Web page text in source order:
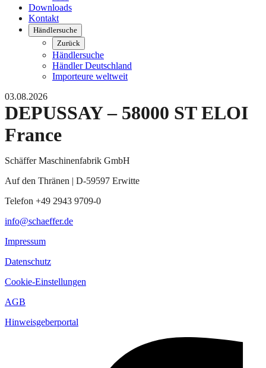
Downloads
Kontakt
Händlersuche
Zurück
Händlersuche
Händler Deutschland
Importeure weltweit
03.08.2026
DEPUSSAY – 58000 ST ELOI
France
Schäffer Maschinenfabrik GmbH
Auf den Thränen | D-59597 Erwitte
Telefon +49 2943 9709-0
info@schaeffer.de
Impressum
Datenschutz
Cookie-Einstellungen
AGB
Hinweisgeberportal